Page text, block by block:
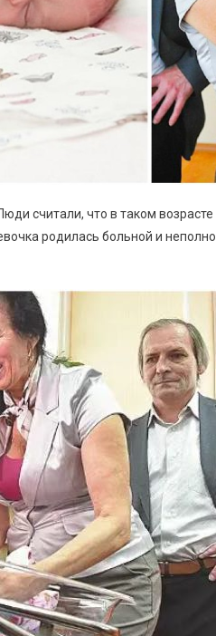
считали, что в таком
родилась больной и